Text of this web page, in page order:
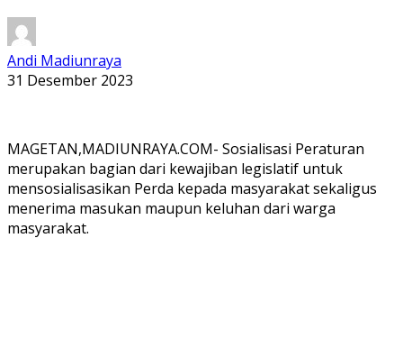
Andi Madiunraya
31 Desember 2023
MAGETAN,MADIUNRAYA.COM- Sosialisasi Peraturan
merupakan bagian dari kewajiban legislatif untuk
mensosialisasikan Perda kepada masyarakat sekaligus
menerima masukan maupun keluhan dari warga
masyarakat.